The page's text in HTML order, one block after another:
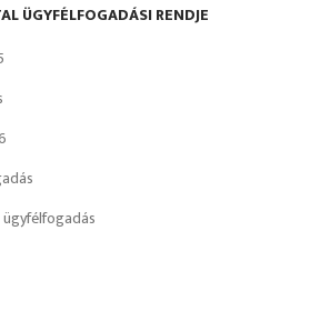
ÜGYFÉLFOGADÁSI RENDJE
ügyfélfogadás